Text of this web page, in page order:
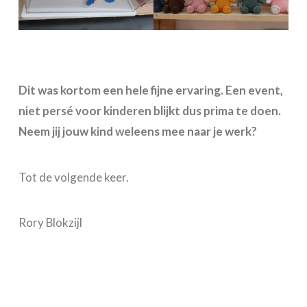
Dit was kortom een hele fijne ervaring. Een event,
niet persé voor kinderen blijkt dus prima te doen.
Neem jij jouw kind weleens mee naar je werk?
Tot de volgende keer.
Rory Blokzijl